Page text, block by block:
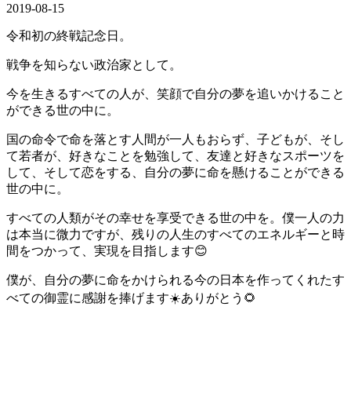
2019-08-15
令和初の終戦記念日。
戦争を知らない政治家として。
今を生きるすべての人が、笑顔で自分の夢を追いかけること
ができる世の中に。
国の命令で命を落とす人間が一人もおらず、子どもが、そし
て若者が、好きなことを勉強して、友達と好きなスポーツを
して、そして恋をする、自分の夢に命を懸けることができる
世の中に。
すべての人類がその幸せを享受できる世の中を。僕一人の力
は本当に微力ですが、残りの人生のすべてのエネルギーと時
間をつかって、実現を目指します😊
僕が、自分の夢に命をかけられる今の日本を作ってくれたす
べての御霊に感謝を捧げます☀️ありがとう🌻